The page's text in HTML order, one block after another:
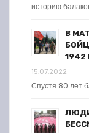
историю
В
1942
15.07.2022
Спустя 80 лет